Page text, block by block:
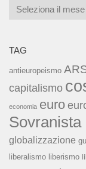
Archivi
TAG
antieuropeismo
capitalismo
economia euro
Sovranista
globalizzazione
liberalismo liberismo